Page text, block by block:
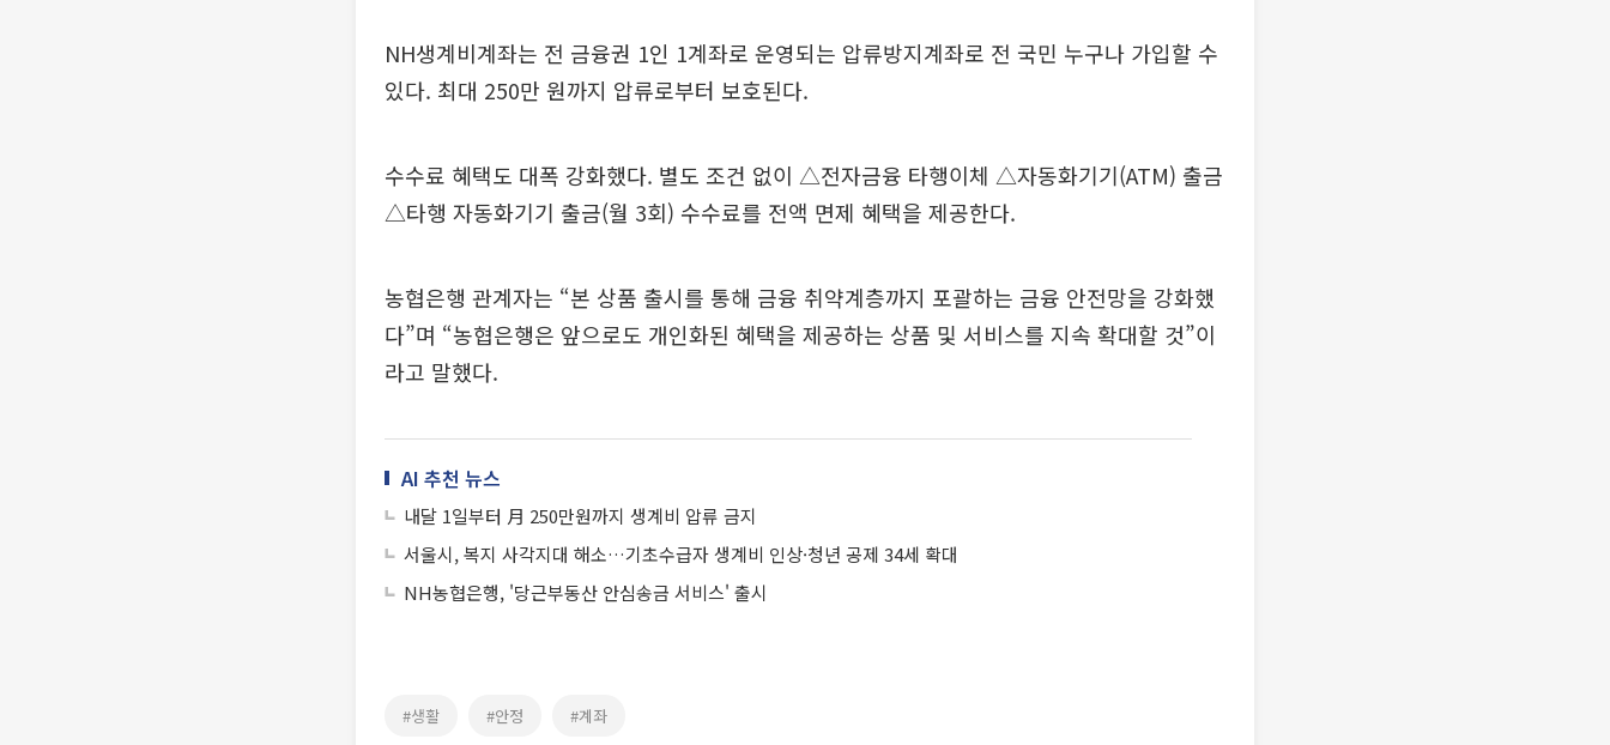
NH생계비계좌는 전 금융권 1인 1계좌로 운영되는 압류방지계좌로 전 국민 누구나 가입할 수
있다. 최대 250만 원까지 압류로부터 보호된다.
수수료 혜택도 대폭 강화했다. 별도 조건 없이 △전자금융 타행이체 △자동화기기(ATM) 출금
△타행 자동화기기 출금(월 3회) 수수료를 전액 면제 혜택을 제공한다.
농협은행 관계자는 “본 상품 출시를 통해 금융 취약계층까지 포괄하는 금융 안전망을 강화했
다”며 “농협은행은 앞으로도 개인화된 혜택을 제공하는 상품 및 서비스를 지속 확대할 것”이
라고 말했다.
AI 추천 뉴스
내달 1일부터 月 250만원까지 생계비 압류 금지
서울시, 복지 사각지대 해소…기초수급자 생계비 인상·청년 공제 34세 확대
NH농협은행, '당근부동산 안심송금 서비스' 출시
#생활 #안정 #계좌